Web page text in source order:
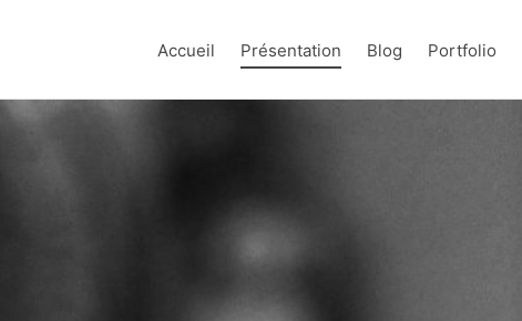
Accueil Présentation Blog Portfolio